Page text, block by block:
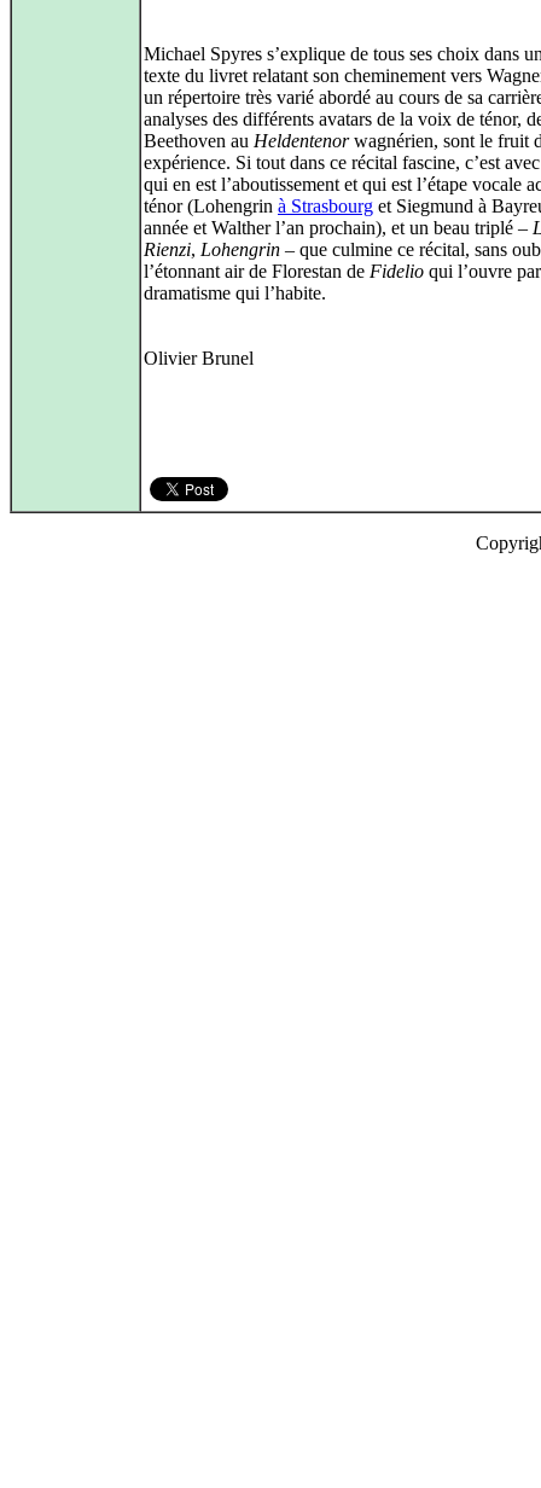
Michael Spyres s’explique de tous ses choix dans
texte du livret relatant son cheminement vers
un répertoire très varié abordé au cours de sa
analyses des différents avatars de la voix de ténor,
Beethoven au Heldentenorwagnérien, sont le fruit
expérience. Si tout dans ce récital fascine, c’est
qui en est l’aboutissement et qui est l’étape vocale
ténor (Lohengrin à Strasbourg et Siegmund à
année et Walther l’an prochain), et un beau triplé –
Rienzi, Lohengrin – que culmine ce récital, sans
l’étonnant air de Florestan de Fidelio qui l’ouvre
dramatisme qui l’habite.
Olivier Brunel